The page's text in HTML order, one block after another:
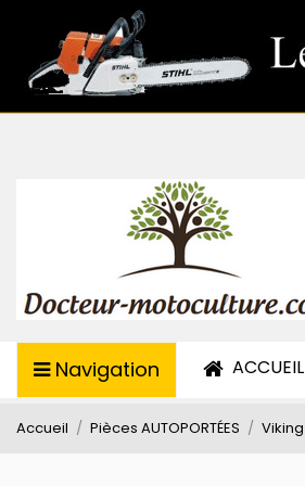
Navigation ACCUEIL
Accueil Pièces AUTOPORTÉES Viking